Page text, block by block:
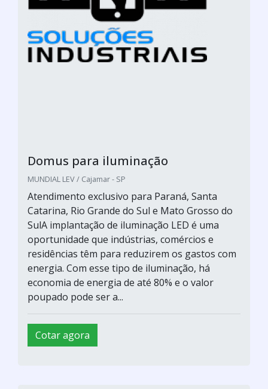
Domus para iluminação
MUNDIAL LEV / Cajamar - SP
Atendimento exclusivo para Paraná, Santa
Catarina, Rio Grande do Sul e Mato Grosso do
SulA implantação de iluminação LED é uma
oportunidade que indústrias, comércios e
residências têm para reduzirem os gastos com
energia. Com esse tipo de iluminação, há
economia de energia de até 80% e o valor
poupado pode ser a...
Cotar agora